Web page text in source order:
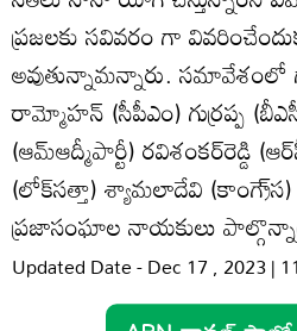
ప్రజలకు సవివరం గా
అవుతున్నామన్నారు. సమావేశంలో
రామ్మోహన్‌ (సీపీఎం) గుర్రప్ప
(ఆమ్‌ఆద్మీపార్టీ) రవిశంకర్‌రెడ్డి
(లోక్‌సత్తా) శ్యామలాదేవి (కాంగ్రె్‌స)
ప్రజాసంఘాల నాయకులు
Updated Date - Dec 17 , 2023 |